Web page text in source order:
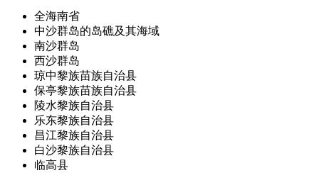
全海南省
中沙群岛的岛礁及其海域
南沙群岛
西沙群岛
琼中黎族苗族自治县
保亭黎族苗族自治县
陵水黎族自治县
乐东黎族自治县
昌江黎族自治县
白沙黎族自治县
临高县